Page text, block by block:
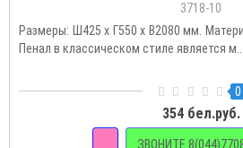
3718-10
Размеры: Ш425 х Г550 х В2080 мм.
Пенал в классическом стиле является м..
0
354 бел.руб.
ЗВОНИТЕ